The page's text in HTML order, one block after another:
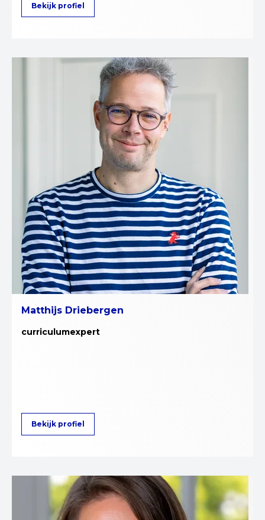
Bekijk profiel
Matthijs Driebergen
curriculumexpert
Bekijk profiel